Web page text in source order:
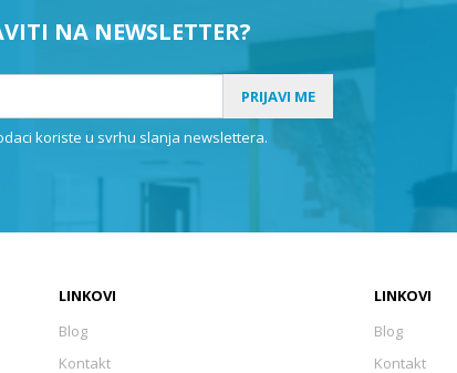
NA NEWSLETTER?
PRIJAVI ME
koriste u svrhu slanja newslettera.
LINKOVI
Blog
Kontakt
LINKOVI
Blog
Kontakt